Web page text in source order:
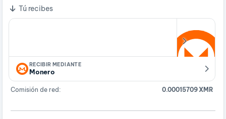
Tú recibes
RECIBIR MEDIANTE
Monero
Comisión de red: 0.00015709 XMR